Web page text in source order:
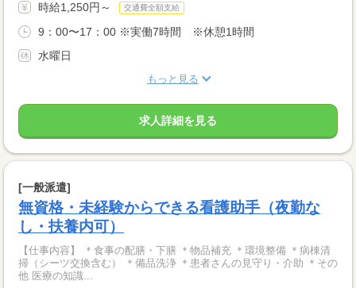
時給1,250円～ 交通費全額支給
9：00〜17：00 ※実働7時間 ※休憩1時間
水曜日
もっと見る
求人詳細を見る
[一般派遣]
無資格・未経験からできる看護助手（夜勤な
し・扶養内可）
【仕事内容】 ＊食事の配膳・下膳 ＊物品補充 ＊環境整備 ＊病棟清
掃（シーツ交換含む） ＊備品洗浄 ＊患者さんの見守り・介助 ＊その
他 医療の知識...